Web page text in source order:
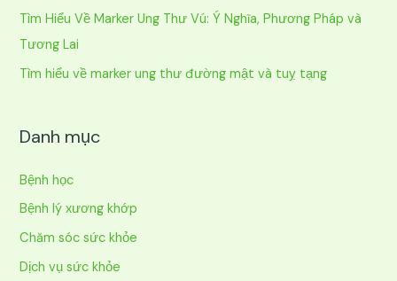
Tìm Hiểu Về Marker Ung Thư Vú: Ý Nghĩa, Phương Pháp và
Tương Lai
Tìm hiểu về marker ung thư đường mật và tuỵ tạng
Danh mục
Bệnh học
Bệnh lý xương khớp
Chăm sóc sức khỏe
Dịch vụ sức khỏe